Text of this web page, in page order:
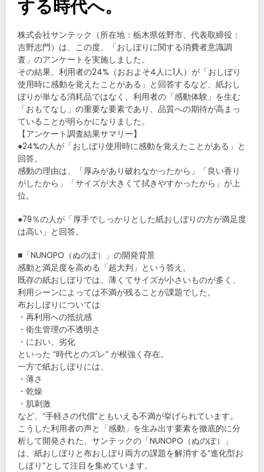
する時代へ。
株式会社サンテック（所在地：栃木県佐野市、代表取締役：
吉野志門）は、この度、「おしぼりに関する消費者意識調
査」のアンケートを実施しました。
その結果、利用者の24%（おおよそ4人に1人）が「おしぼり
使用時に感動を覚えたことがある」と回答するなど、紙おし
ぼりが単なる消耗品ではなく、利用者の「感動体験」を生む
「おもてなし」の重要な要素であり、品質への期待が高まっ
ていることが明らかになりました。
【アンケート調査結果サマリー】
●24%の人が「おしぼり使用時に感動を覚えたことがある」と
回答。
感動の理由は、「厚みがあり破れなかったから」「良い香り
がしたから」「サイズが大きくて拭きやすかったから」が上
位。
●79％の人が「厚手でしっかりとした紙おしぼりの方が満足度
は高い」と回答。
■「NUNOPO（ぬのぽ）」の開発背景
感動と満足度を高める「超大判」という答え。
既存の紙おしぼりでは、薄くてサイズが小さいものが多く、
利用シーンによっては不満が残ることが課題でした。
布おしぼりについては
・再利用への抵抗感
・衛生管理の不透明さ
・におい、劣化
といった “時代とのズレ” が根強く存在。
一方で紙おしぼりには、
・薄さ
・乾燥
・肌刺激
など、“手軽さの代償”ともいえる不満が挙げられています。
こうした利用者の声と「感動」を生み出す要素を徹底的に分
析して開発された、サンテックの「NUNOPO（ぬのぽ）」
は、紙おしぼりと布おしぼり両方の課題を解消する“進化型お
しぼり”として注目を集めています。